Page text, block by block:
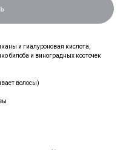
и гиалуроновая кислота,
билоба и виноградных косточек
волосы)